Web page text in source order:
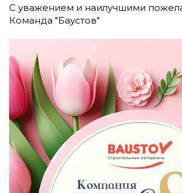
С уважением и наилучшими
Команда "Баустов"